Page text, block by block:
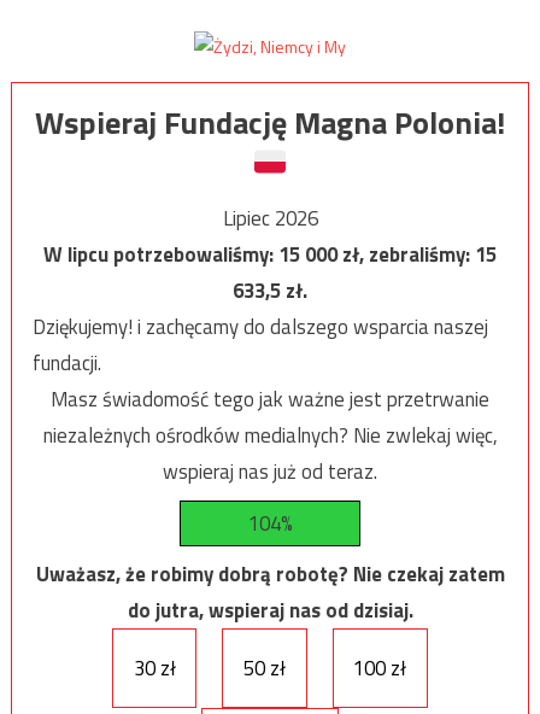
Wspieraj Fundację Magna Polonia!
Lipiec 2026
W lipcu potrzebowaliśmy:15 000zł, zebraliśmy:15
633,5zł.
Dziękujemy! i zachęcamy do dalszego wsparcia naszej
fundacji.
Masz świadomość tego jak ważne jest przetrwanie
niezależnych ośrodków medialnych? Nie zwlekaj więc,
wspieraj nas już od teraz.
104%
Uważasz, że robimy dobrą robotę? Nie czekaj zatem
do jutra, wspieraj nas od dzisiaj.
30 zł
50 zł 100 zł